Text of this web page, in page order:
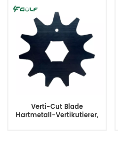
Verti-Cut Blade
Hartmetall-Vertikutierer,
Standardklinge 5 Zoll 11